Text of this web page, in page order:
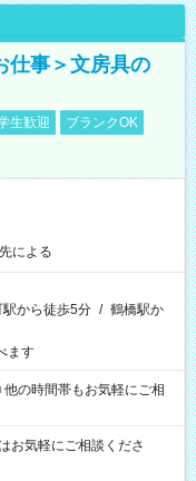
仕事＞文房具の
生歓迎
ブランクOK
による
駅から徒歩5分 / 鶴橋駅か
ます
気軽にご相談くださ